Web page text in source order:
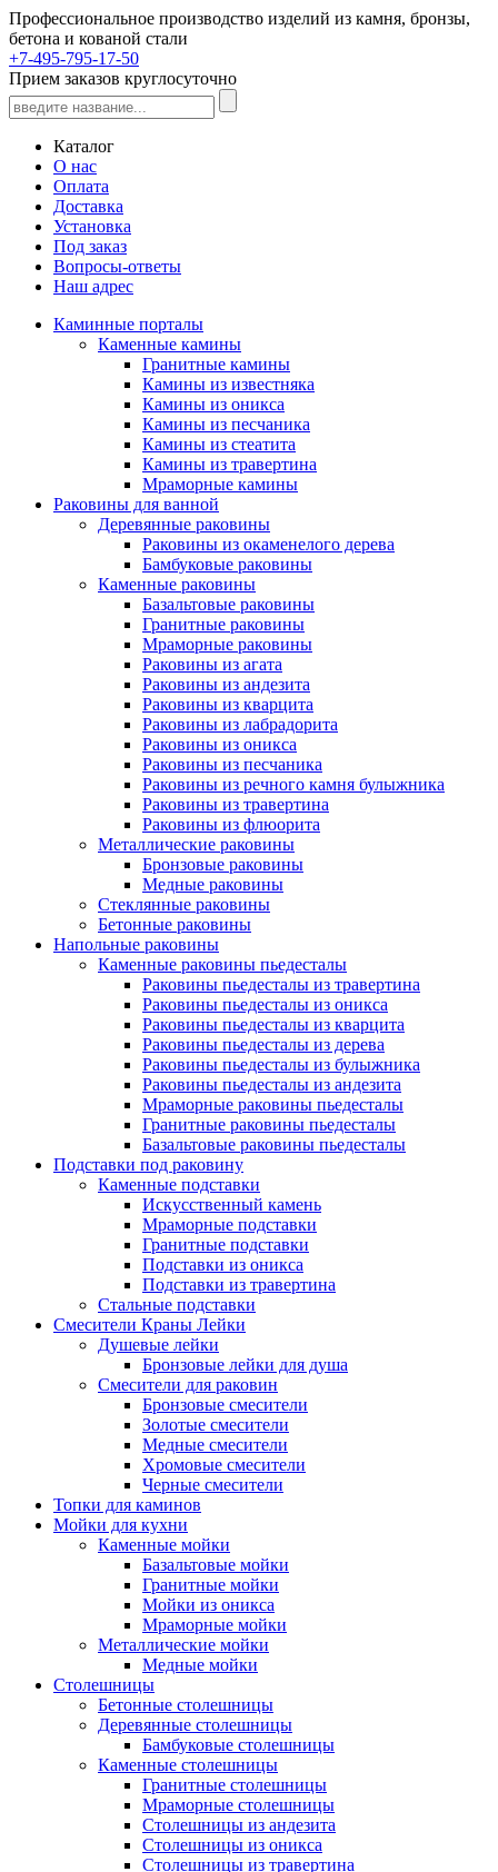
Профессиональное производство изделий из камня, бронзы,
бетона и кованой стали
+7-495-795-17-50
Прием заказов круглосуточно
Каталог
О нас
Оплата
Доставка
Установка
Под заказ
Вопросы-ответы
Наш адрес
Каминные порталы
Каменные камины
Гранитные камины
Камины из известняка
Камины из оникса
Камины из песчаника
Камины из стеатита
Камины из травертина
Мраморные камины
Раковины для ванной
Деревянные раковины
Раковины из окаменелого дерева
Бамбуковые раковины
Каменные раковины
Базальтовые раковины
Гранитные раковины
Мраморные раковины
Раковины из агата
Раковины из андезита
Раковины из кварцита
Раковины из лабрадорита
Раковины из оникса
Раковины из песчаника
Раковины из речного камня булыжника
Раковины из травертина
Раковины из флюорита
Металлические раковины
Бронзовые раковины
Медные раковины
Стеклянные раковины
Бетонные раковины
Напольные раковины
Каменные раковины пьедесталы
Раковины пьедесталы из травертина
Раковины пьедесталы из оникса
Раковины пьедесталы из кварцита
Раковины пьедесталы из дерева
Раковины пьедесталы из булыжника
Раковины пьедесталы из андезита
Мраморные раковины пьедесталы
Гранитные раковины пьедесталы
Базальтовые раковины пьедесталы
Подставки под раковину
Каменные подставки
Искусственный камень
Мраморные подставки
Гранитные подставки
Подставки из оникса
Подставки из травертина
Стальные подставки
Смесители Краны Лейки
Душевые лейки
Бронзовые лейки для душа
Смесители для раковин
Бронзовые смесители
Золотые смесители
Медные смесители
Хромовые смесители
Черные смесители
Топки для каминов
Мойки для кухни
Каменные мойки
Базальтовые мойки
Гранитные мойки
Мойки из оникса
Мраморные мойки
Металлические мойки
Медные мойки
Столешницы
Бетонные столешницы
Деревянные столешницы
Бамбуковые столешницы
Каменные столешницы
Гранитные столешницы
Мраморные столешницы
Столешницы из андезита
Столешницы из оникса
Столешницы из травертина